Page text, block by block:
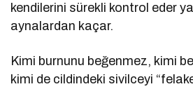
kendilerini sürekli kontrol eder
aynalardan kaçar.
Kimi burnunu beğenmez, kimi
kimi de cildindeki sivilceyi